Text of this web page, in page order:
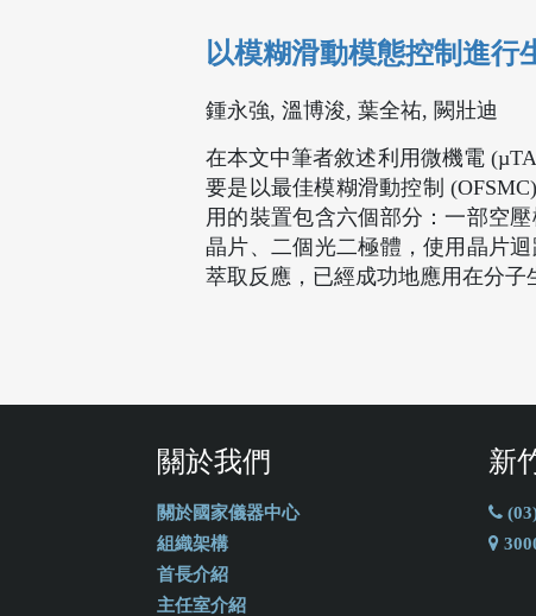
以模糊滑動模態控制進行
鍾永強, 溫博浚, 葉全祐, 闕壯迪
在本文中筆者敘述利用微機電
要是以最佳模糊滑動控制
用的裝置包含六個部分：一部空
晶片、二個光二極體，使用晶片
萃取反應，已經成功地應用在分子
關於我們
關於國家儀器中心
組織架構
首長介紹
主任室介紹
新